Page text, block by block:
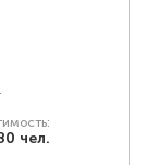
чел.